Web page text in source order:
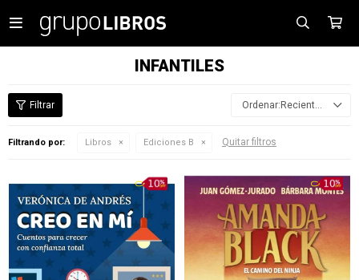

INFANTILES
Recientes
Filtrando por: Libros Ediciones B Quitar filtros